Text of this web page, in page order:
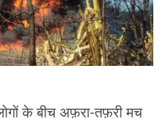
के बीच अफ़रा-तफ़री मच